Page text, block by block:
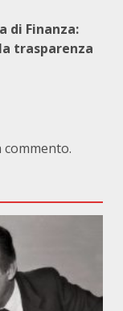
di Finanza:
trasparenza